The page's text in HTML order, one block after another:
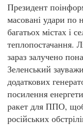
Президент
масовані удари по
багатьох містах і
теплопостачання.
зараз залучено
Зеленський
додаткових
посилення
ракет для ППО, щоб
російських